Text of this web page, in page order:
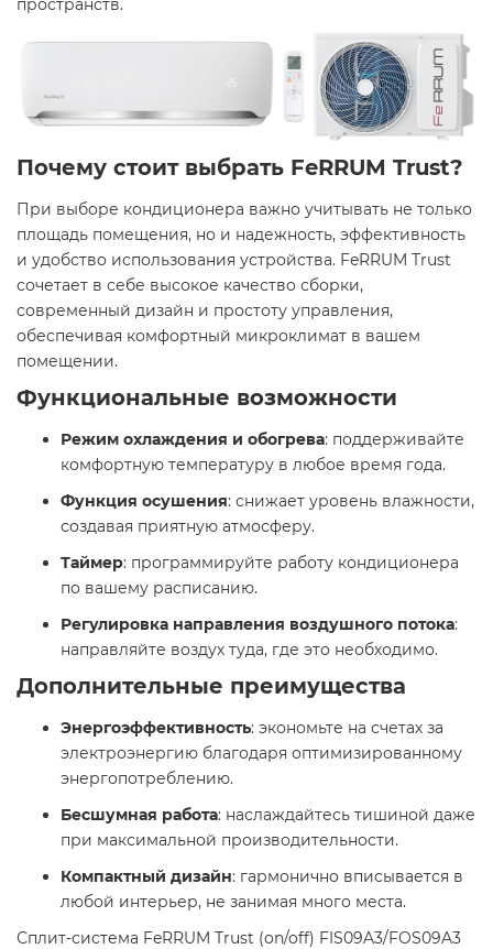
пространств.
Почему стоит выбрать FeRRUM Trust?
При выборе кондиционера важно учитывать не только
площадь помещения, но и надежность, эффективность
и удобство использования устройства. FeRRUM Trust
сочетает в себе высокое качество сборки,
современный дизайн и простоту управления,
обеспечивая комфортный микроклимат в вашем
помещении.
Функциональные возможности ️
Режим охлаждения и обогрева: поддерживайте
комфортную температуру в любое время года.
Функция осушения: снижает уровень влажности,
создавая приятную атмосферу.
Таймер: программируйте работу кондиционера
по вашему расписанию.
Регулировка направления воздушного потока:
направляйте воздух туда, где это необходимо.
Дополнительные преимущества
Энергоэффективность: экономьте на счетах за
электроэнергию благодаря оптимизированному
энергопотреблению.
Бесшумная работа: наслаждайтесь тишиной даже
при максимальной производительности.
Компактный дизайн: гармонично вписывается в
любой интерьер, не занимая много места.
Сплит-система FeRRUM Trust (on/off) FIS09A3/FOS09A3